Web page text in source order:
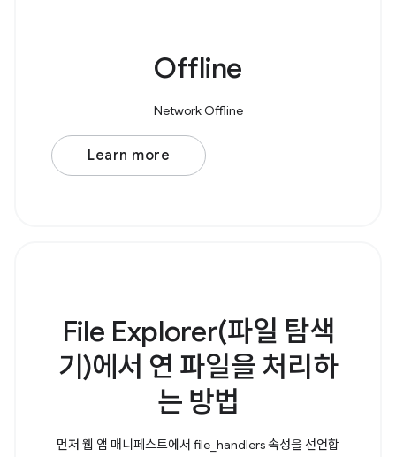
Offline
Network Offline
Learn more
File Explorer(파일 탐색
기)에서 연 파일을 처리하
는 방법
먼저 웹 앱 매니페스트에서 file_handlers 속성을 선언합